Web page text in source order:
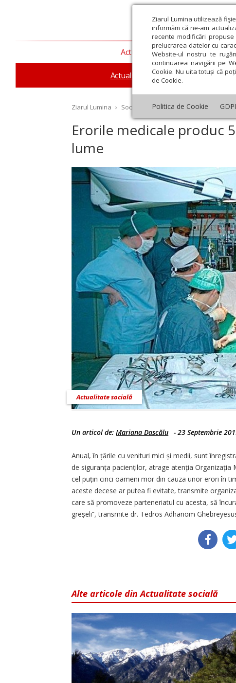
Ziarul Lumina utilizează
informăm că ne-am
recente modificări
prelucrarea datelor cu
Website-ul nostru te
continuarea navigării pe
Cookie. Nu uita totuși că
de Cookie.
Politica de Cookie
Actualitate religioasă
Actualitate socială Sănătate
Ziarul Lumina › Societate › Actualitate socială
Erorile medicale produc
lume
Actualitate socială
Un articol de: Mariana Dascălu - 23 Septembrie
Anual, în țările cu venituri mici și medii, sunt
de siguranța pacienților, atrage atenția Organizația
cel puțin cinci oameni mor din cauza unor erori în
aceste decese ar putea fi evitate, transmite
care să promoveze parteneriatul cu acesta, să
greșeli”, transmite dr. Tedros Adhanom
Alte articole din Actualitate socială